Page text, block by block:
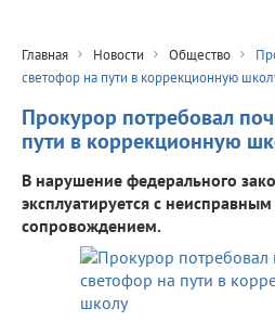
Главная Новости Общество
светофор на пути в коррекционную
Прокурор потребовал
пути в коррекционную
В нарушение федерального
эксплуатируется с
сопровождением.